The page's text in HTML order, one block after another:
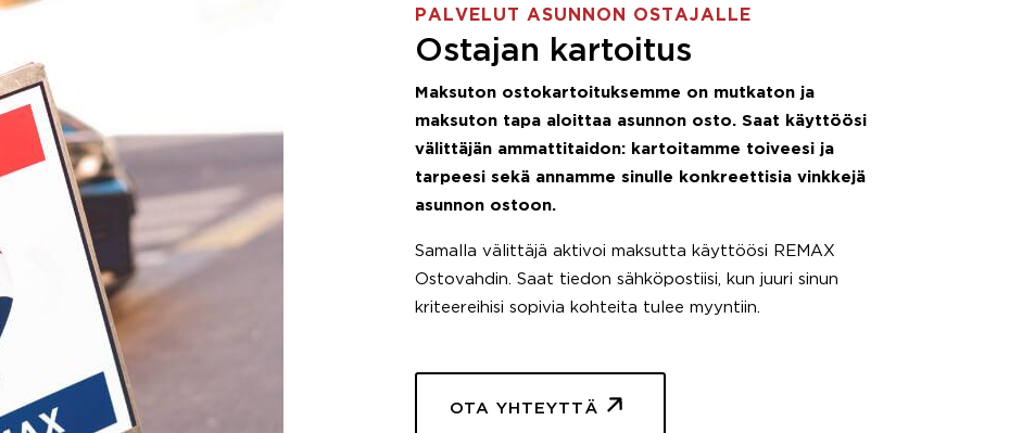
PALVELUT ASUNNON OSTAJALLE
Ostajan kartoitus
Maksuton ostokartoituksemme on mutkaton ja
maksuton tapa aloittaa asunnon osto. Saat käyttöösi
välittäjän ammattitaidon: kartoitamme toiveesi ja
tarpeesi sekä annamme sinulle konkreettisia vinkkejä
asunnon ostoon.
Samalla välittäjä aktivoi maksutta käyttöösi REMAX
Ostovahdin. Saat tiedon sähköpostiisi, kun juuri sinun
kriteereihisi sopivia kohteita tulee myyntiin.
OTA YHTEYTTÄ